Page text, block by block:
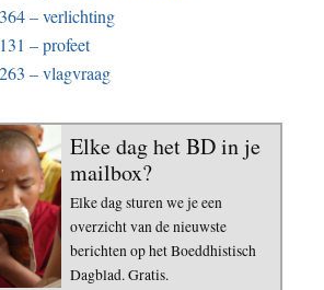
– verlichting
– profeet
– vlagvraag
Elke dag het BD in je
mailbox?
Elke dag sturen we je een
overzicht van de nieuwste
berichten op het Boeddhistisch
Dagblad. Gratis.